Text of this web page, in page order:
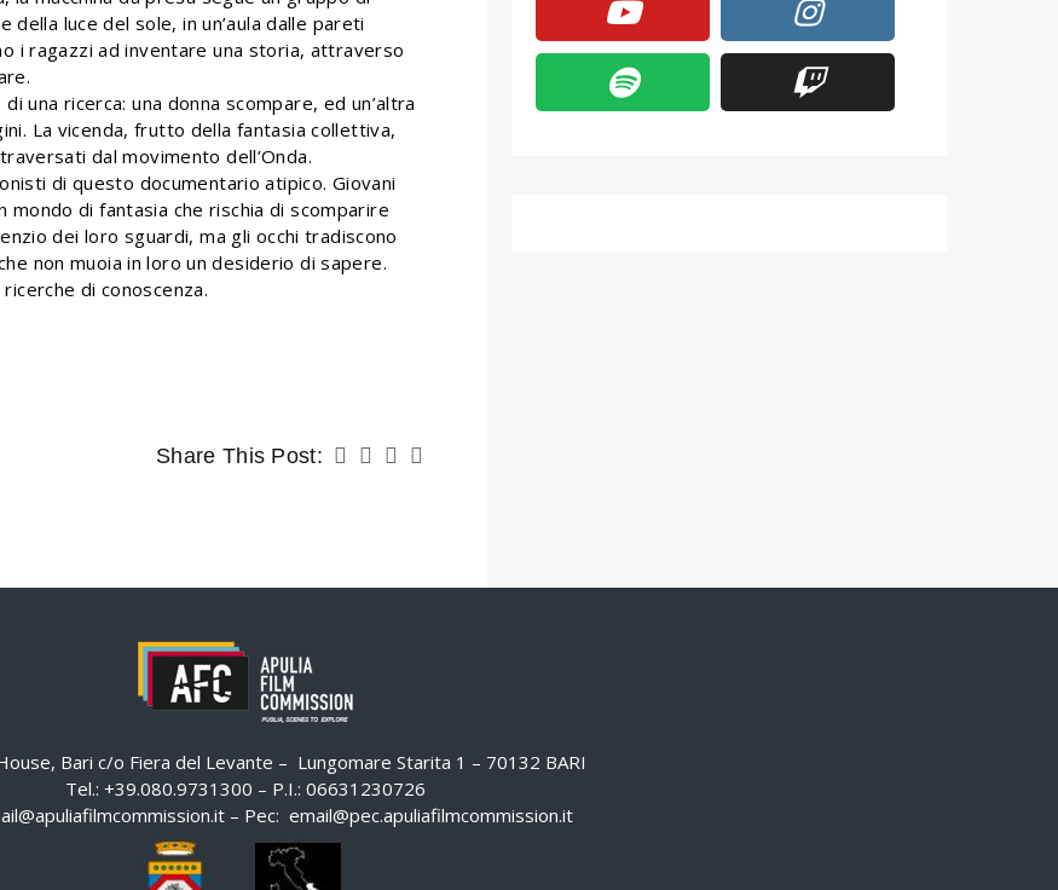
luce del sole, in un’aula dalle pareti
i ragazzi ad inventare una storia, attraverso
una ricerca: una donna scompare, ed un’altra
La vicenda, frutto della fantasia collettiva,
dal movimento dell’Onda.
di questo documentario atipico. Giovani
di fantasia che rischia di scomparire
dei loro sguardi, ma gli occhi tradiscono
non muoia in loro un desiderio di sapere.
di conoscenza.
Share This Post:
Bari c/o Fiera del Levante – Lungomare Starita 1 – 70132 BARI
Tel.: +39.080.9731300 – P.I.: 06631230726
– Pec: email@pec.apuliafilmcommission.it